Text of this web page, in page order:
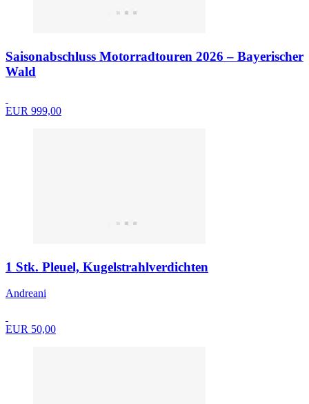
Saisonabschluss Motorradtouren 2026 – Bayerischer
Wald
EUR 999,00
1 Stk. Pleuel, Kugelstrahlverdichten
Andreani
EUR 50,00